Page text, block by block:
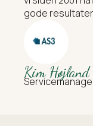
gode
Kim Højland